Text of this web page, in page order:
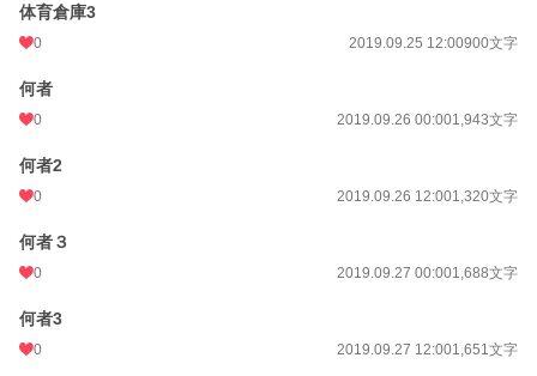
体育倉庫3
0 2019.09.25 12:00900文字
何者
0 2019.09.26 00:001,943文字
何者2
0 2019.09.26 12:001,320文字
何者３
0 2019.09.27 00:001,688文字
何者3
0 2019.09.27 12:001,651文字